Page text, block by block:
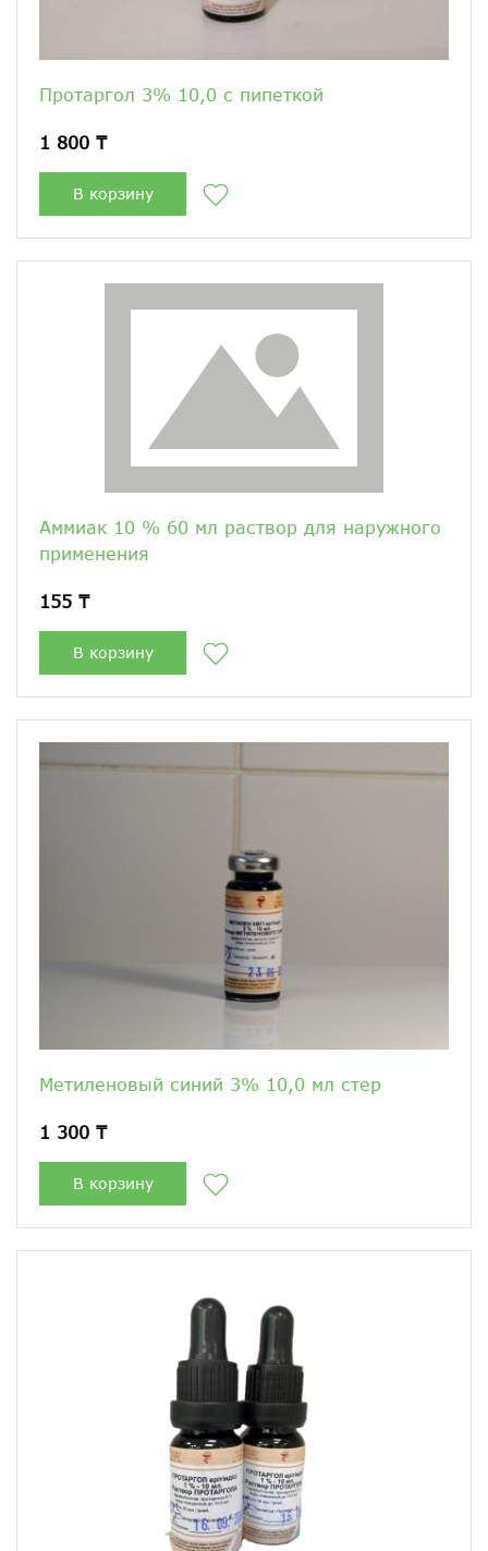
Протаргол 3% 10,0 с пипеткой
1 800 ₸
В корзину
Аммиак 10 % 60 мл раствор для наружного
применения
155 ₸
В корзину
Метиленовый синий 3% 10,0 мл стер
1 300 ₸
В корзину